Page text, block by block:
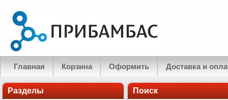
Главная Корзина Оформить Доставка и
Поиск
Разделы